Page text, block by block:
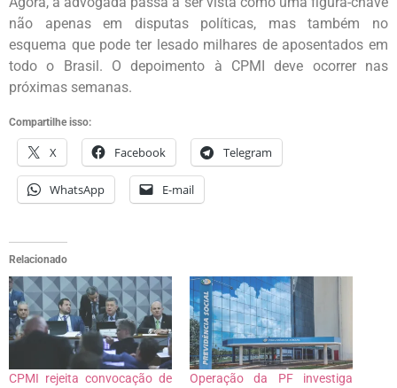
não apenas em disputas políticas, mas também no
esquema que pode ter lesado milhares de aposentados em
todo o Brasil. O depoimento à CPMI deve ocorrer nas
próximas semanas.
Compartilhe isso:
X Facebook Telegram
WhatsApp E-mail
Relacionado
CPMI rejeita convocação de Operação da PF investiga